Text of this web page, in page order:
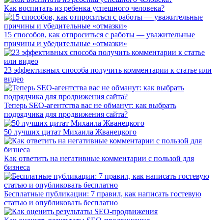
Как воспитать из ребенка успешного человека?
15 способов, как отпроситься с работы — уважительные
причины и убедительные «отмазки»
23 эффективных способа получить комментарии к статье или
видео
Теперь SEO-агентства вас не обманут: как выбрать
подрядчика для продвижения сайта?
50 лучших цитат Михаила Жванецкого
Как ответить на негативные комментарии с пользой для
бизнеса
Бесплатные публикации: 7 правил, как написать гостевую
статью и опубликовать бесплатно